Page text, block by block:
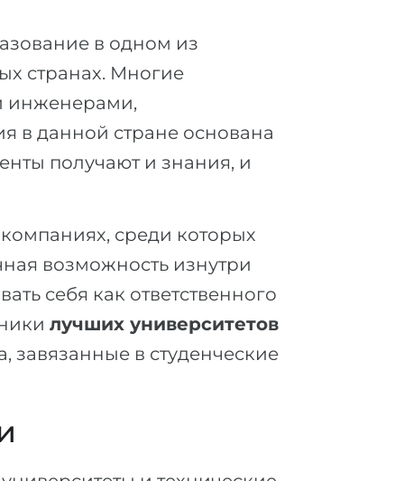
в одном из
странах. Многие
инженерами,
в данной стране основана
получают и знания, и
среди которых
возможность изнутри
себя как ответственного
лучших университетов
в студенческие